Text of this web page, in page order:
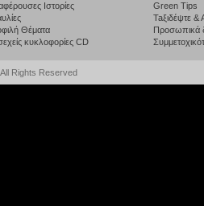
Ιστορίες
Θέματα
κυκλοφορίες CD
Green Tips
Taξιδέψτε
Προσωπικά
Rights Reserved